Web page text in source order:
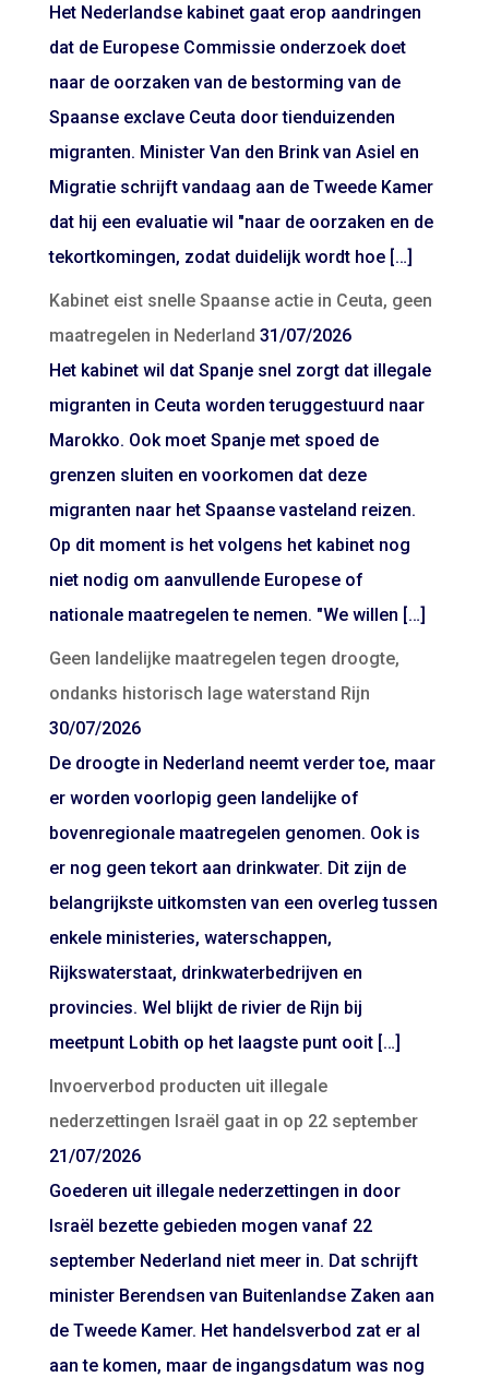
Het Nederlandse kabinet gaat erop aandringen
dat de Europese Commissie onderzoek doet
naar de oorzaken van de bestorming van de
Spaanse exclave Ceuta door tienduizenden
migranten. Minister Van den Brink van Asiel en
Migratie schrijft vandaag aan de Tweede Kamer
dat hij een evaluatie wil "naar de oorzaken en de
tekortkomingen, zodat duidelijk wordt hoe […]
Kabinet eist snelle Spaanse actie in Ceuta, geen
maatregelen in Nederland 31/07/2026
Het kabinet wil dat Spanje snel zorgt dat illegale
migranten in Ceuta worden teruggestuurd naar
Marokko. Ook moet Spanje met spoed de
grenzen sluiten en voorkomen dat deze
migranten naar het Spaanse vasteland reizen.
Op dit moment is het volgens het kabinet nog
niet nodig om aanvullende Europese of
nationale maatregelen te nemen. "We willen […]
Geen landelijke maatregelen tegen droogte,
ondanks historisch lage waterstand Rijn
30/07/2026
De droogte in Nederland neemt verder toe, maar
er worden voorlopig geen landelijke of
bovenregionale maatregelen genomen. Ook is
er nog geen tekort aan drinkwater. Dit zijn de
belangrijkste uitkomsten van een overleg tussen
enkele ministeries, waterschappen,
Rijkswaterstaat, drinkwaterbedrijven en
provincies. Wel blijkt de rivier de Rijn bij
meetpunt Lobith op het laagste punt ooit […]
Invoerverbod producten uit illegale
nederzettingen Israël gaat in op 22 september
21/07/2026
Goederen uit illegale nederzettingen in door
Israël bezette gebieden mogen vanaf 22
september Nederland niet meer in. Dat schrijft
minister Berendsen van Buitenlandse Zaken aan
de Tweede Kamer. Het handelsverbod zat er al
aan te komen, maar de ingangsdatum was nog